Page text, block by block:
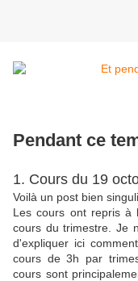
Pendant ce
1. Cours du 19
Voilà un post bien
Les cours ont repris à
cours du trimestre. Je
d'expliquer ici
cours de 3h par
cours sont